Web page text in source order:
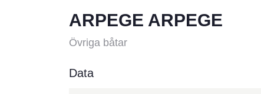
ARPEGE ARPEGE
Övriga båtar
Data